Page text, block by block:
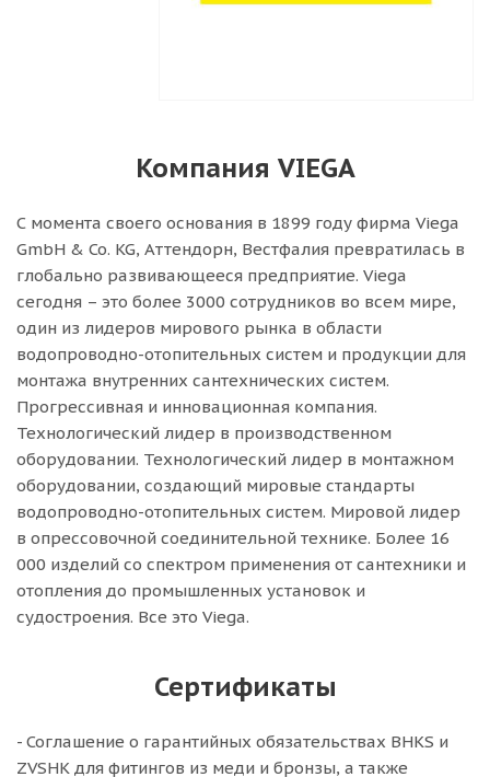
Компания VIEGA
С момента своего основания в 1899 году фирма Viega
GmbH & Co. KG, Аттендорн, Вестфалия превратилась в
глобально развивающееся предприятие. Viega
сегодня – это более 3000 сотрудников во всем мире,
один из лидеров мирового рынка в области
водопроводно-отопительных систем и продукции для
монтажа внутренних сантехнических систем.
Прогрессивная и инновационная компания.
Технологический лидер в производственном
оборудовании. Технологический лидер в монтажном
оборудовании, создающий мировые стандарты
водопроводно-отопительных систем. Мировой лидер
в опрессовочной соединительной технике. Более 16
000 изделий со спектром применения от сантехники и
отопления до промышленных установок и
судостроения. Все это Viega.
Сертификаты
- Соглашение о гарантийных обязательствах BHKS и
ZVSHK для фитингов из меди и бронзы, а также